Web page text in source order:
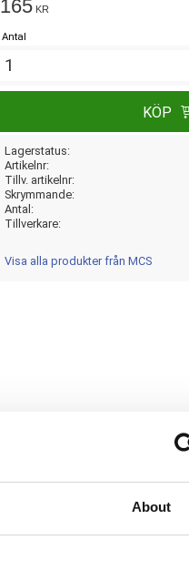
About
165 KR
Antal
KÖP
Lagerstatus
Artikelnr
Tillv. artikelnr
Skrymmande
Antal
Tillverkare
Visa alla produkter från MCS
Dela med dig